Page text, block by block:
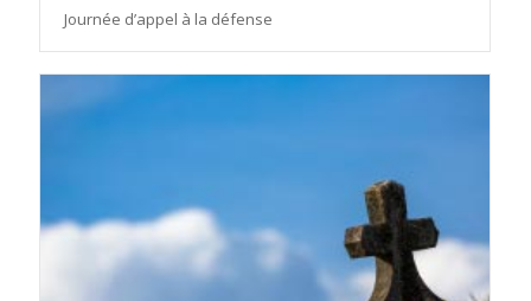
Journée d’appel à la défense